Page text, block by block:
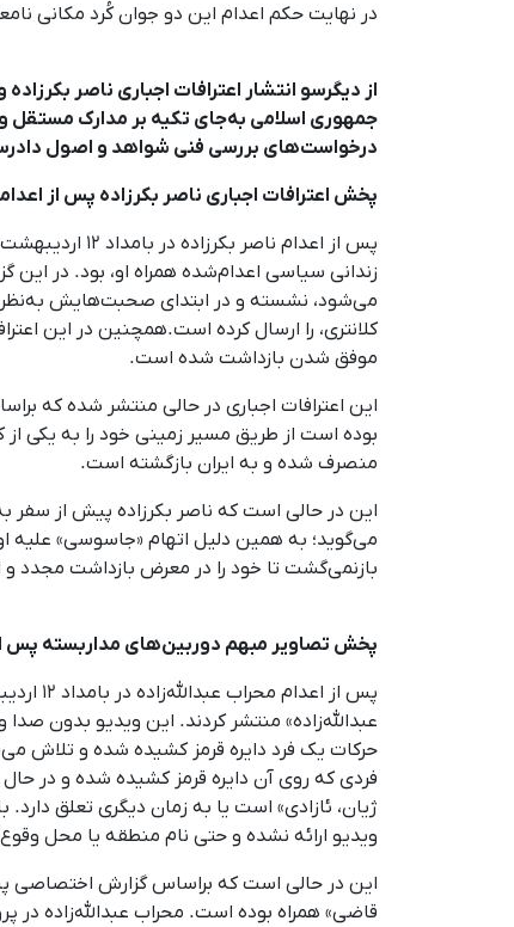
در نهایت حکم اعدام این دو جوان کُرد مکانی
از دیگرسو انتشار اعترافات اجباری ناصر
جمهوری اسلامی به‌جای تکیه بر مدارک مستقل و
درخواست‌های بررسی فنی شواهد و اصول دادرسی
پخش اعترافات اجباری ناصر بکرزاده پس از
زندانی سیاسی اعدام‌شده همراه او، بود. در
می‌شود، نشسته و در ابتدای صحبت‌هایش به‌نظر
کلانتری، را ارسال کرده است.همچنین در این
موفق شدن بازداشت شده است.
این اعترافات اجباری در حالی منتشر شده که
بوده است از طریق مسیر زمینی خود را به یکی از
منصرف شده و به ایران بازگشته است.
می‌گوید؛ به همین دلیل اتهام «جاسوسی» علیه
بازنمی‌گشت تا خود را در معرض بازداشت مجدد
پخش تصاویر مبهم دوربین‌های مداربسته پس از
عبدالله‌زاده» منتشر کردند. این ویدیو بدون
حرکات یک فرد دایره قرمز کشیده شده و تلاش
فردی که روی آن دایره قرمز کشیده شده و در
ژیان، ئازادی» است یا به زمان دیگری تعلق
ویدیو ارائه نشده و حتی نام منطقه یا محل
این در حالی است که براساس گزارش اختصاصی